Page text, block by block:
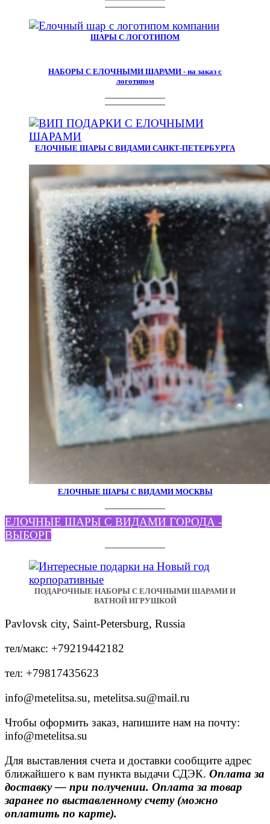
ШАРЫ С ЛОГОТИПОМ
НАБОРЫ С ЕЛОЧНЫМИ ШАРАМИ - на заказ с
логотипом
ЕЛОЧНЫЕ ШАРЫ С ВИДАМИ САНКТ-ПЕТЕРБУРГА
ЕЛОЧНЫЕ ШАРЫ С ВИДАМИ МОСКВЫ
ЕЛОЧНЫЕ ШАРЫ С ВИДАМИ ГОРОДА -
ВЫБОРГ
ПОДАРОЧНЫЕ НАБОРЫ С ЕЛОЧНЫМИ ШАРАМИ И
ВАТНОЙ ИГРУШКОЙ
Pavlovsk city, Saint-Petersburg, Russia
тел/макс: +79219442182
тел: +79817435623
info@metelitsa.su, metelitsa.su@mail.ru
Чтобы оформить заказ, напишите нам на почту:
info@metelitsa.su
Для выставления счета и доставки сообщите адрес
ближайшего к вам пункта выдачи СДЭК. Оплата за
доставку — при получении. Оплата за товар
заранее по выставленному счету (можно
оплатить по карте).